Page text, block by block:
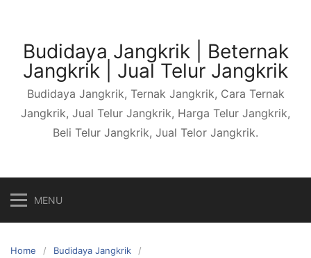
contentBudidaya Jangkrik | Beternak
Jangkrik | Jual Telur Jangkrik
Budidaya Jangkrik, Ternak Jangkrik, Cara Ternak
Jangkrik, Jual Telur Jangkrik, Harga Telur Jangkrik,
Beli Telur Jangkrik, Jual Telor Jangkrik.
MENU
Home
Budidaya Jangkrik